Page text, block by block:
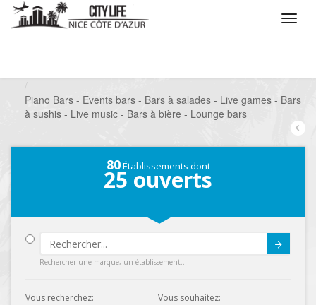
Piano Bars - Events bars - Bars à salades - Live games - Bars
à sushis - Live music - Bars à bière - Lounge bars
80Établissements dont
25 ouverts
Rechercher une marque, un établissement...
Vous recherchez:
Vous souhaitez: